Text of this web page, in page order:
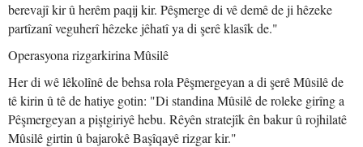
berevajî kir û herêm paqij kir. Pêşmerge di vê demê de ji hêzeke
partîzanî veguherî hêzeke jêhatî ya di şerê klasîk de."
Operasyona rizgarkirina Mûsilê
Her di wê lêkolînê de behsa rola Pêşmergeyan a di şerê Mûsilê de
tê kirin û tê de hatiye gotin: "Di standina Mûsilê de roleke girîng a
Pêşmergeyan a piştgiriyê hebu. Rêyên stratejîk ên bakur û rojhilatê
Mûsilê girtin û bajarokê Başîqayê rizgar kir."